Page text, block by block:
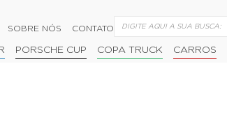
SOBRE NÓS CONTATO
PORSCHE CUP COPA TRUCK CARROS